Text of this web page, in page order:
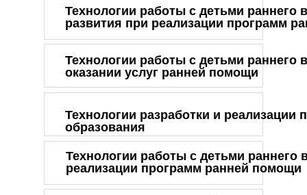
Технологии работы с детьми
развития при реализации программ
Технологии работы с детьми раннего
оказании услуг ранней помощи
Технологии разработки и
образования
Технологии работы с детьми
реализации программ ранней помощи